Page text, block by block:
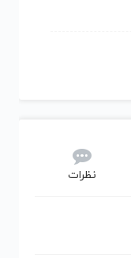
نظرات